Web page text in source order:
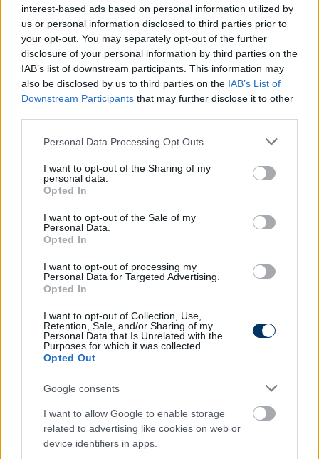
interest-based ads based on personal information utilized by
us or personal information disclosed to third parties prior to
your opt-out. You may separately opt-out of the further
disclosure of your personal information by third parties on the
IAB’s list of downstream participants. This information may
also be disclosed by us to third parties on the IAB’s List of
Downstream Participants that may further disclose it to other
Please note that this website/app uses one or more Google
not limited to your visit or usage behaviour. You may click to
grant or deny consent to Google and its third-party tags to
use your data for below specified purposes in below Google
consent section.
Personal Data Processing Opt Outs
I want to opt-out of the Sharing of my
personal data.
Opted In
I want to opt-out of the Sale of my
Personal Data.
Opted In
I want to opt-out of processing my
Personal Data for Targeted Advertising.
Opted In
I want to opt-out of Collection, Use,
Retention, Sale, and/or Sharing of my
Personal Data that Is Unrelated with the
Purposes for which it was collected.
Opted Out
Google consents
I want to allow Google to enable storage
related to advertising like cookies on web or
device identifiers in apps.
pic.twitter.com/QF7AogJXHE
— Gareth Bale (@GarethBale11)January 9, 2023
Olvastad már?
Fradi: Az Újpest hóhéra távozhat,
magyar játékos érkezhet az NB II-ből -
ők utaztak el az edzőtáborba
Nem utazott el az edzőtáborba Franck Boli -
információink szerint pedig jó eséllyel távozhat is a téli
viszont a kerettel tartott.
Elolvasom